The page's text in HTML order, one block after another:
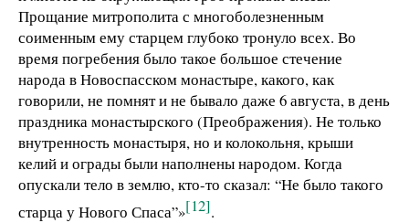
Прощание митрополита с многоболезненным
соименным ему старцем глубоко тронуло всех. Во
время погребения было такое большое стечение
народа в Новоспасском монастыре, какого, как
говорили, не помнят и не бывало даже 6 августа, в день
праздника монастырского (Преображения). Не только
внутренность монастыря, но и колокольня, крыши
келий и ограды были наполнены народом. Когда
опускали тело в землю, кто-то сказал: “Не было такого
старца у Нового Спаса”»[12].